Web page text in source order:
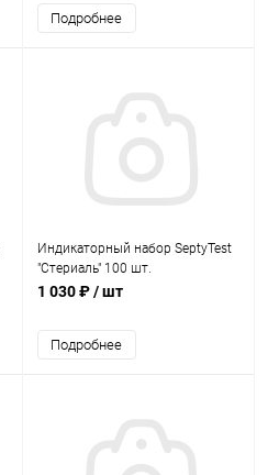
Подробнее
Индикаторный набор SeptyTest
"Стериаль" 100 шт.
1 030 ₽/ шт
Подробнее